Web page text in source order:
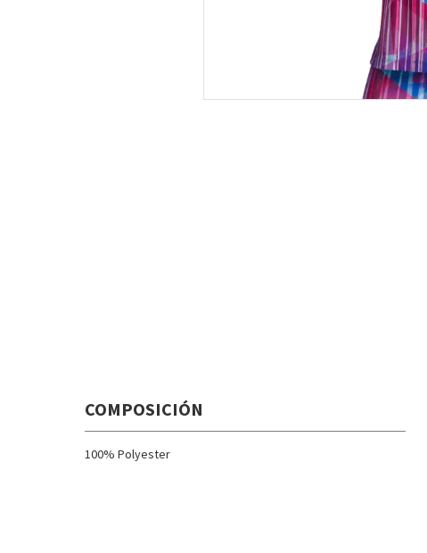
COMPOSICIÓN
100% Polyester